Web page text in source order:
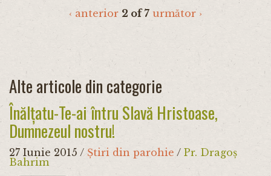
‹ anterior 2 of 7 următor ›
Alte articole din categorie
Înălțatu-Te-ai întru Slavă Hristoase,
Dumnezeul nostru!
27 Iunie 2015 / Știri din parohie / Pr. Dragoș
Bahrim